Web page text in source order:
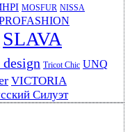
MOSFUR NISSA
SLAVA
Tricot Chic UNQ
VICTORIA
Силуэт